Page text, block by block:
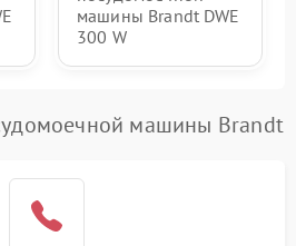
машины Brandt DWE
300 W
машины Brandt